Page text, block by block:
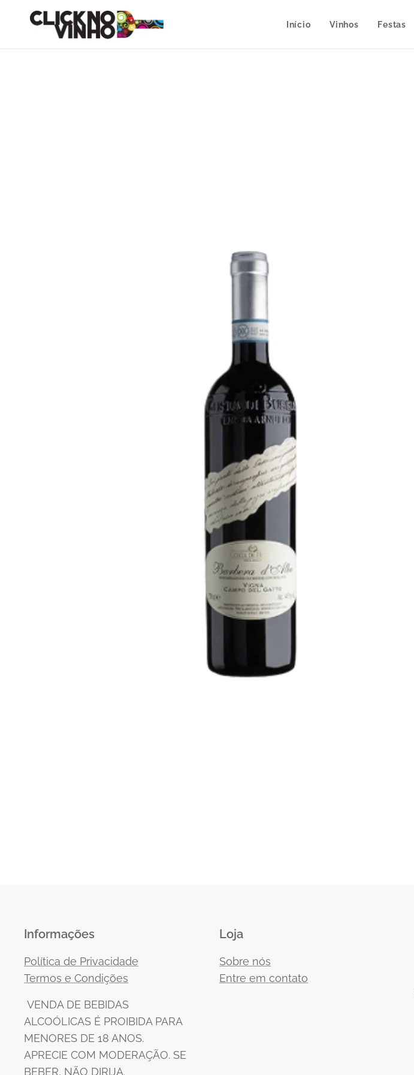
Início Vinhos Festas
Informações
Política de Privacidade
Termos e Condições
VENDA DE BEBIDAS
ALCOÓLICAS É PROIBIDA PARA
MENORES DE 18 ANOS.
APRECIE COM MODERAÇÃO. SE
BEBER, NÃO DIRIJA.
Loja
Sobre nós
Entre em contato